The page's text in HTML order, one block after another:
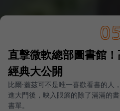
直擊微軟總部圖書館
經典大公開
比爾·蓋茲可不是唯一喜歡看書的
進大門後，映入眼簾的除了滿滿的
書單。